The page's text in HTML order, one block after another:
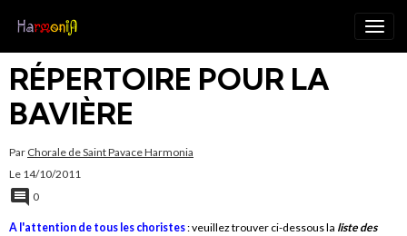
RÉPERTOIRE POUR LA
BAVIÈRE
Par Chorale de Saint Pavace Harmonia
Le 14/10/2011
0
A l'attention de tous les choristes: veuillez trouver ci-dessous la liste des